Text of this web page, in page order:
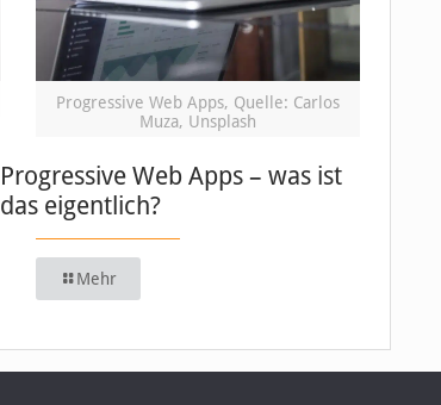
Progressive Web Apps, Quelle: Carlos
Muza, Unsplash
Progressive Web Apps – was ist
das eigentlich?
Mehr